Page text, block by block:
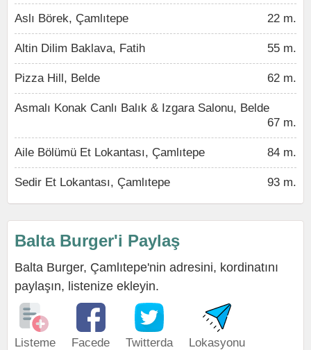
Aslı Börek, Çamlıtepe 22 m.
Altin Dilim Baklava, Fatih 55 m.
Pizza Hill, Belde 62 m.
Asmalı Konak Canlı Balık & Izgara Salonu, Belde
67 m.
Aile Bölümü Et Lokantası, Çamlıtepe 84 m.
Sedir Et Lokantası, Çamlıtepe 93 m.
Balta Burger'i Paylaş
Balta Burger, Çamlıtepe'nin adresini, kordinatını
paylaşın, listenize ekleyin.
Listeme
Facede
Twitterda
Lokasyonu